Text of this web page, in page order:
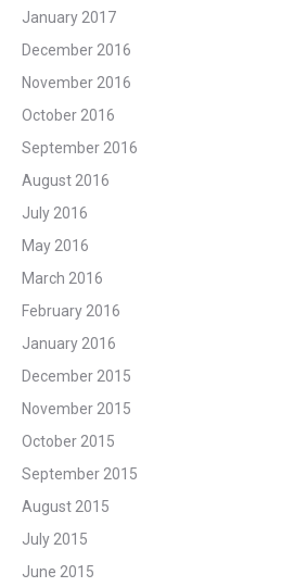
January 2017
December 2016
November 2016
October 2016
September 2016
August 2016
July 2016
May 2016
March 2016
February 2016
January 2016
December 2015
November 2015
October 2015
September 2015
August 2015
July 2015
June 2015